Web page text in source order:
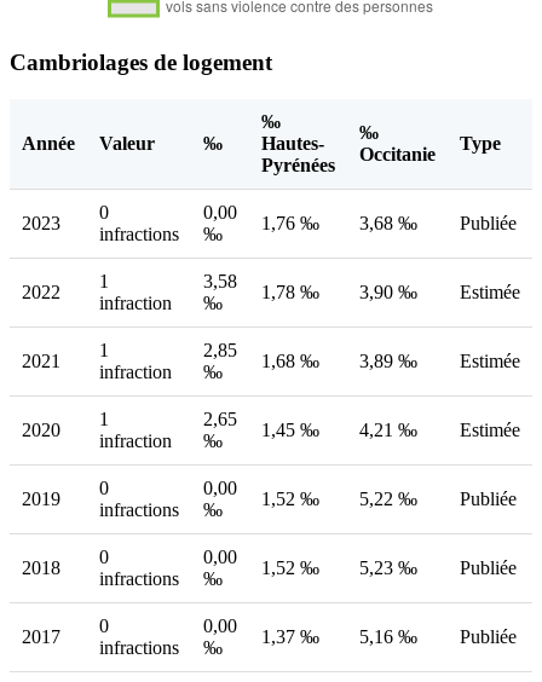
Cambriolages de logement
Année Valeur ‰
‰
Hautes-
Pyrénées
‰
Occitanie
Type
2023
0
infractions
0,00
‰
1,76 ‰ 3,68 ‰ Publiée
2022
1
infraction
3,58
‰
1,78 ‰ 3,90 ‰ Estimée
2021
1
infraction
2,85
‰
1,68 ‰ 3,89 ‰ Estimée
2020
1
infraction
2,65
‰
1,45 ‰ 4,21 ‰ Estimée
2019
0
infractions
0,00
‰
1,52 ‰ 5,22 ‰ Publiée
2018
0
infractions
0,00
‰
1,52 ‰ 5,23 ‰ Publiée
2017
0
infractions
0,00
‰
1,37 ‰ 5,16 ‰ Publiée